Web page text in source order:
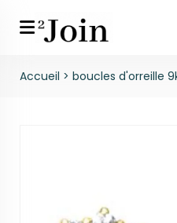
Accueil > boucles d'orreille